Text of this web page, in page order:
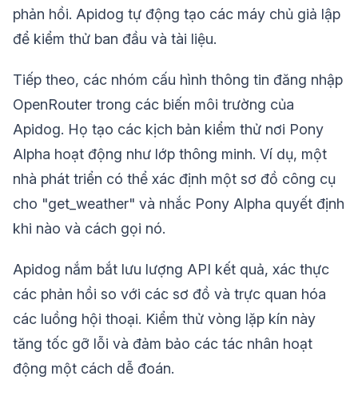
phản hồi. Apidog tự động tạo các máy chủ giả lập
để kiểm thử ban đầu và tài liệu.
Tiếp theo, các nhóm cấu hình thông tin đăng nhập
OpenRouter trong các biến môi trường của
Apidog. Họ tạo các kịch bản kiểm thử nơi Pony
Alpha hoạt động như lớp thông minh. Ví dụ, một
nhà phát triển có thể xác định một sơ đồ công cụ
cho "get_weather" và nhắc Pony Alpha quyết định
khi nào và cách gọi nó.
Apidog nắm bắt lưu lượng API kết quả, xác thực
các phản hồi so với các sơ đồ và trực quan hóa
các luồng hội thoại. Kiểm thử vòng lặp kín này
tăng tốc gỡ lỗi và đảm bảo các tác nhân hoạt
động một cách dễ đoán.